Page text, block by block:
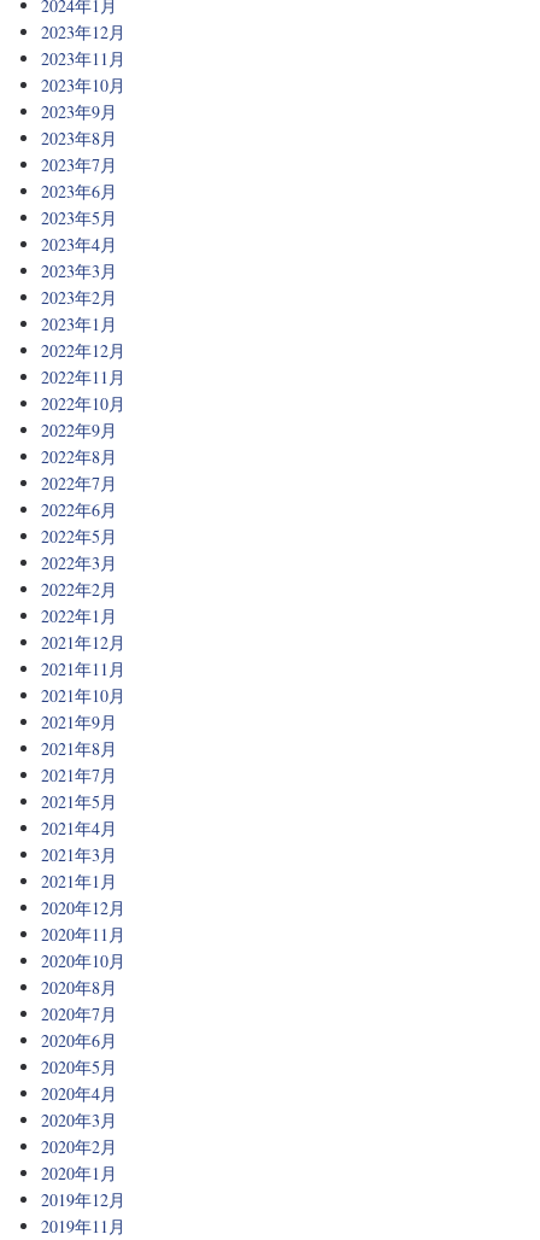
2024年1月
2023年12月
2023年11月
2023年10月
2023年9月
2023年8月
2023年7月
2023年6月
2023年5月
2023年4月
2023年3月
2023年2月
2023年1月
2022年12月
2022年11月
2022年10月
2022年9月
2022年8月
2022年7月
2022年6月
2022年5月
2022年3月
2022年2月
2022年1月
2021年12月
2021年11月
2021年10月
2021年9月
2021年8月
2021年7月
2021年5月
2021年4月
2021年3月
2021年1月
2020年12月
2020年11月
2020年10月
2020年8月
2020年7月
2020年6月
2020年5月
2020年4月
2020年3月
2020年2月
2020年1月
2019年12月
2019年11月